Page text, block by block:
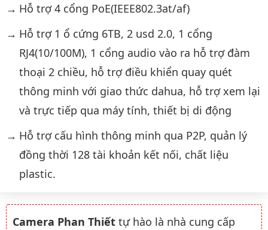
Hỗ trợ 4 cổng PoE(IEEE802.3at/af)
Hỗ trợ 1 ổ cứng 6TB, 2 usd 2.0, 1 cổng
RJ4(10/100M), 1 cổng audio vào ra hỗ trợ đàm
thoại 2 chiều, hỗ trợ điều khiển quay quét
thông minh với giao thức dahua, hỗ trợ xem lại
và trực tiếp qua máy tính, thiết bị di động
Hỗ trợ cấu hình thông minh qua P2P, quản lý
đồng thời 128 tài khoản kết nối, chất liệu
plastic.
Camera Phan Thiết tự hào là nhà cung cấp